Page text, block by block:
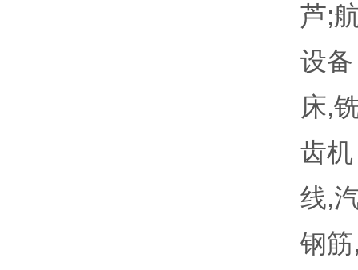
芦;
设
床,
齿
线,
钢